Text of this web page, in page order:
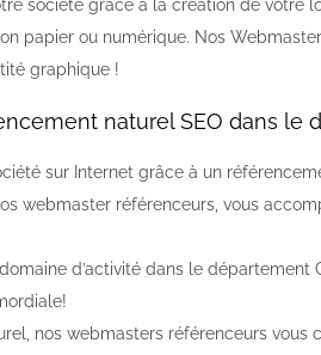
société grâce à la création de votre
papier ou numérique. Nos
graphique !
naturel SEO dans le
sur Internet grâce à un
webmaster référenceurs, vous
d’activité dans le
nos webmasters référenceurs vous